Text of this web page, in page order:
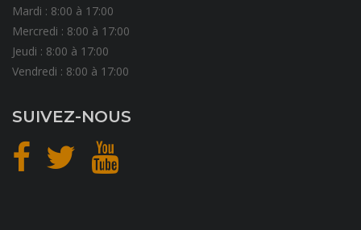
Mardi : 8:00 à 17:00
Mercredi : 8:00 à 17:00
Jeudi : 8:00 à 17:00
Vendredi : 8:00 à 17:00
SUIVEZ-NOUS